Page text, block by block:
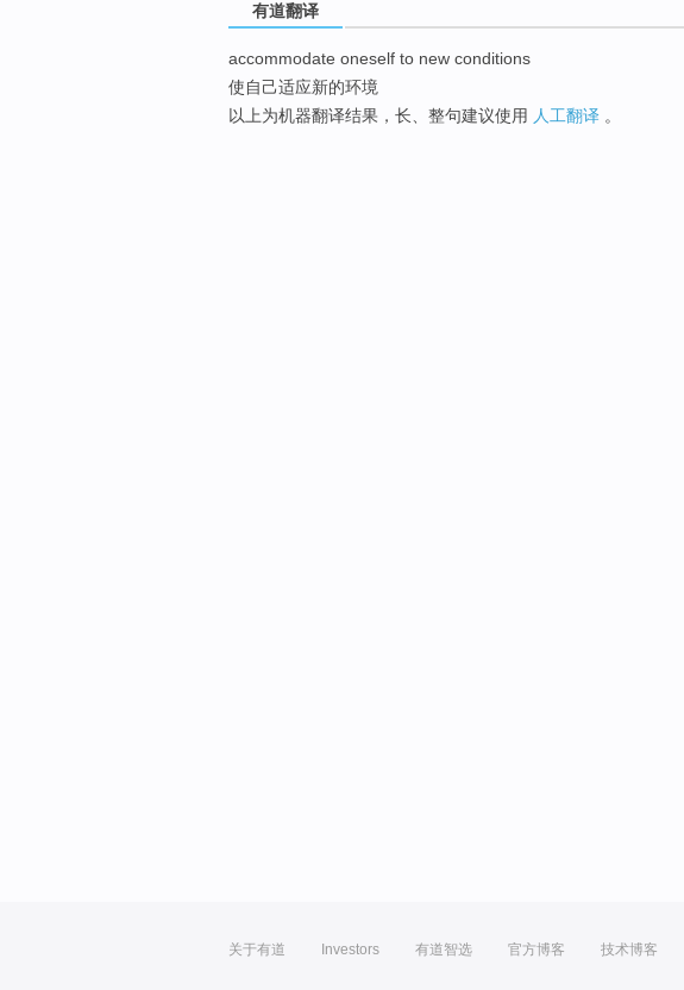
有道翻译
accommodate oneself to new conditions
使自己适应新的环境
以上为机器翻译结果，长、整句建议使用 人工翻译 。
关于有道 Investors 有道智选 官方博客 技术博客